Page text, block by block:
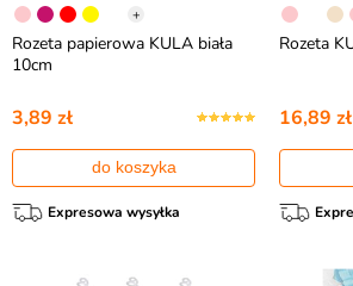
+
Rozeta papierowa KULA biała
10cm
3,89 zł
do koszyka
Expresowa wysyłka
Rozeta
16,89 zł